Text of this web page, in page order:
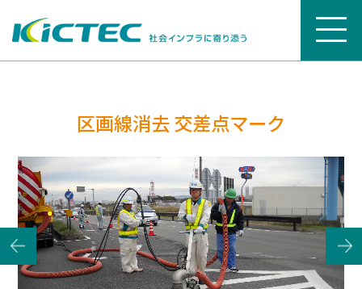
区画線消去 交差点マーク